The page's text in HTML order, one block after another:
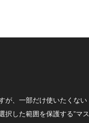
が、一部だけ使いたくない
択した範囲を保護する”マス